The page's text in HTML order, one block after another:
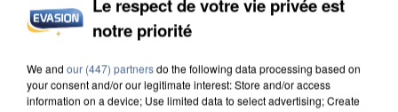
DE FAUNE SAUVAGE SONT...
Le respect de votre vie privée est
notre priorité
We and our (447) partnersdo the following data processing based on
your consent and/or our legitimate interest: Store and/or access
information on a device; Use limited data to select advertising; Create